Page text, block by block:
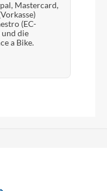
Mastercard,
(EC-
und die
a Bike.